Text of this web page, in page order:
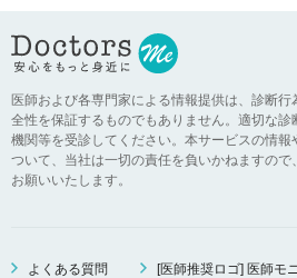
医師および各専門家による情報提供は、診断
全性を保証するものでもありません。適切な
機関等を受診してください。本サービスの情
ついて、当社は一切の責任を負いかねますので
お願いいたします。
よくある質問 [医師推奨ロゴ] 医師モ